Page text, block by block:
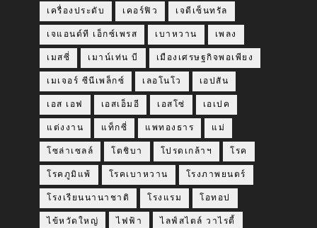
เครื่องประดับ เคอร์ฟิว เจดีเซ็นทรัล
เจแอนด์ที เอ็กซ์เพรส เบาหวาน เพลง
เมสซี่ เมาน์เท่น บี เมืองเศรษฐกิจพอเพียง
เมเจอร์ ซีนีเพล็กซ์ เลอโนโว เอปสัน
เอส เอฟ เอสเอ็มอี เอสโซ่ เอเปค
แต่งงาน แท็กซี่ แพทองธาร แม่
โซล่าเซลล์ โตชิบา โปรดเกล้าฯ โรค
โรคภูมิแพ้ โรคเบาหวาน โรงภาพยนตร์
โรงเรียนนานาชาติ โรงแรม โอทอป
ไข้หวัดใหญ่ ไฟฟ้า ไลฟ์สไตล์ วาไรตี้